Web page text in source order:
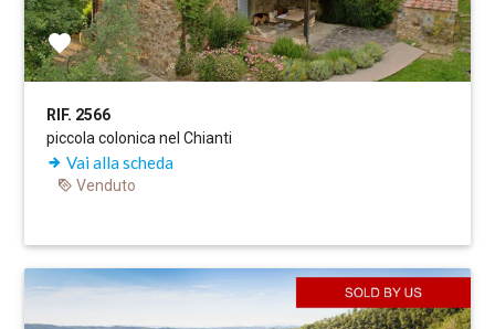
RIF. 2566
piccola colonica nel Chianti
Vai alla scheda
Venduto